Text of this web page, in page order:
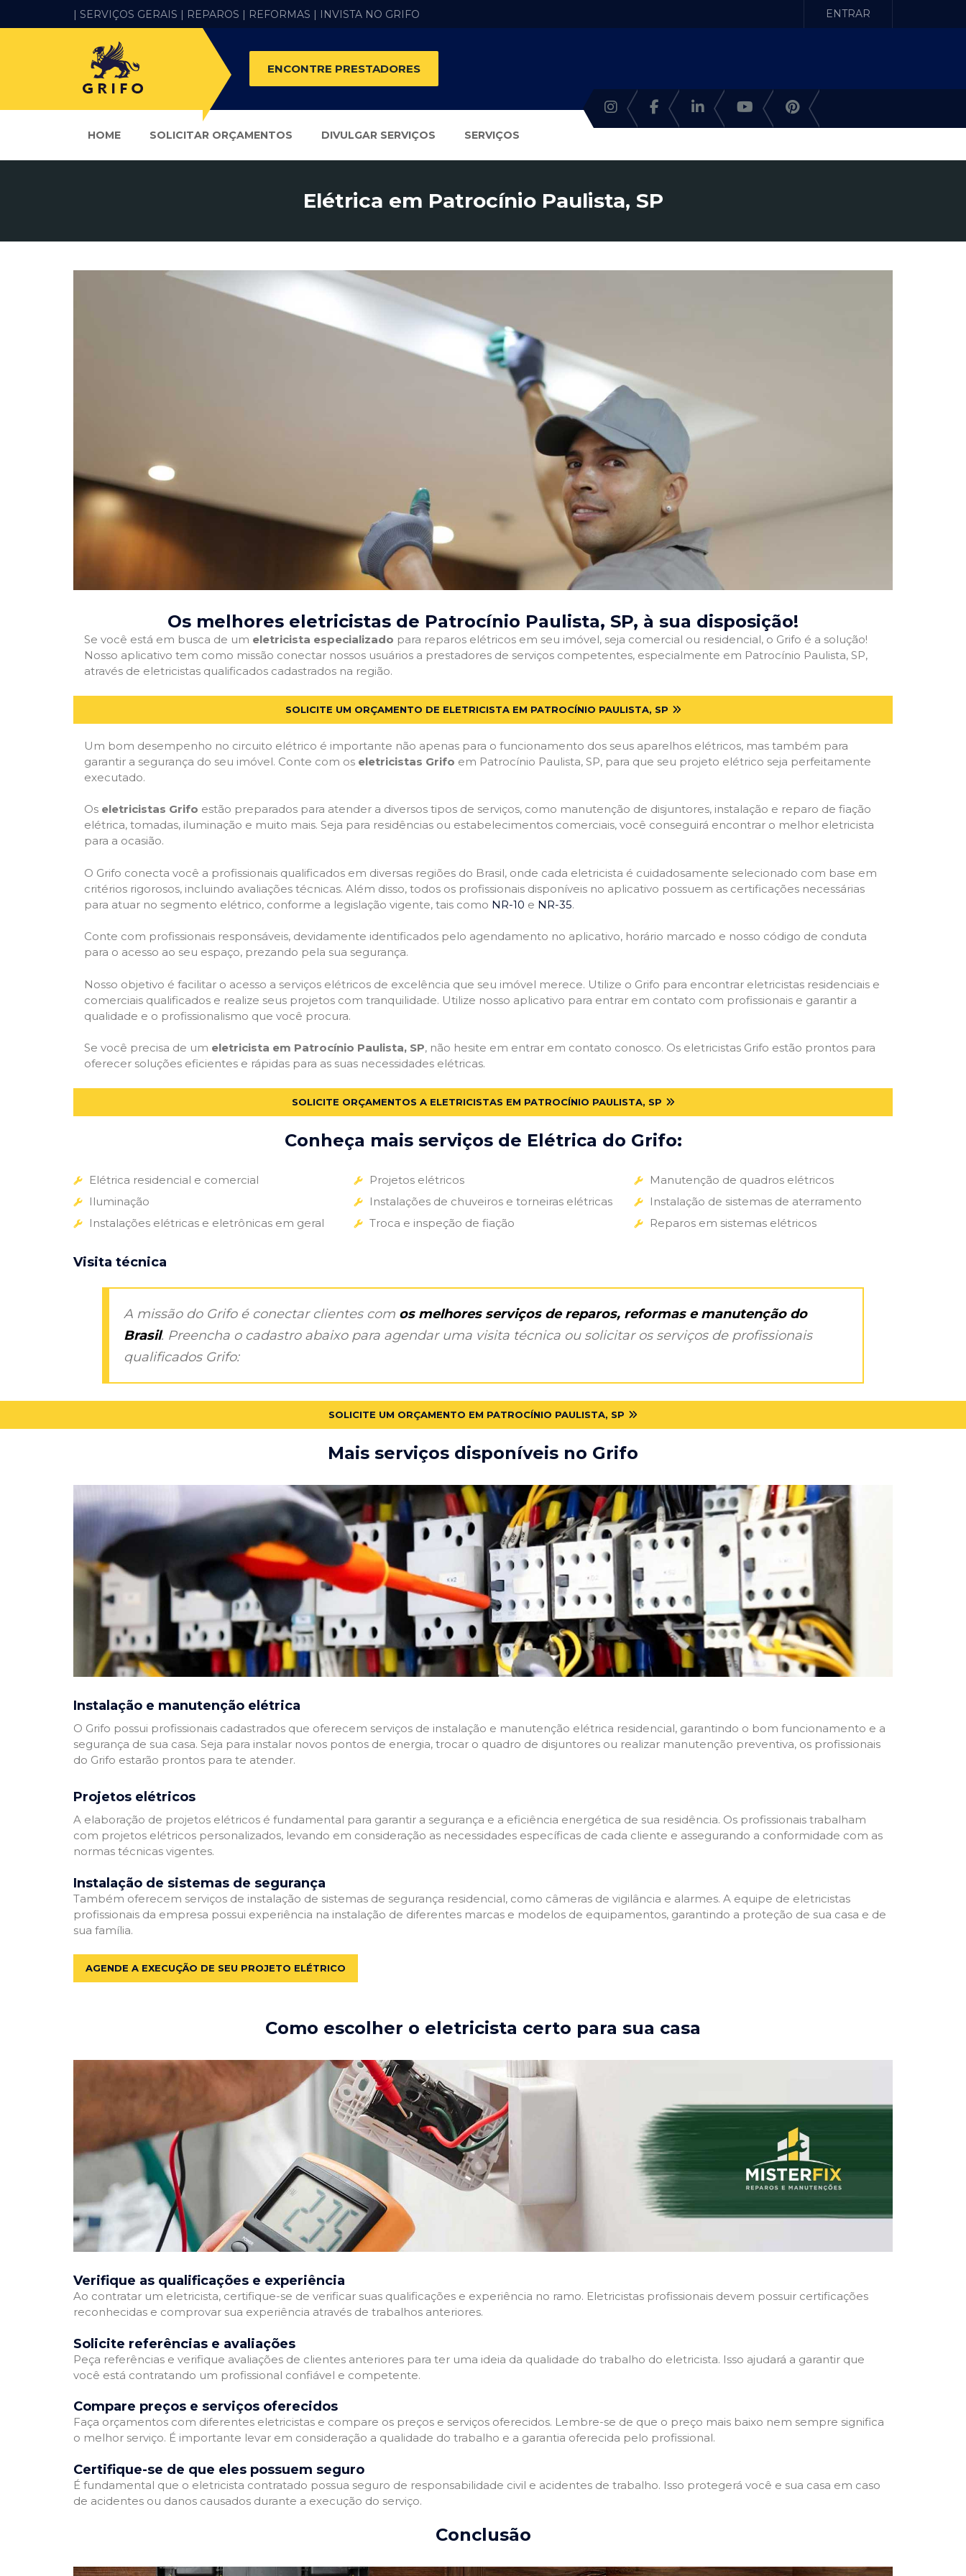
| SERVIÇOS GERAIS | REPAROS | REFORMAS | INVISTA NO GRIFO ENTRAR
ENCONTRE PRESTADORES
HOME SOLICITAR ORÇAMENTOS DIVULGAR SERVIÇOS SERVIÇOS
Elétrica em Patrocínio Paulista, SP
Os melhores eletricistas de Patrocínio Paulista, SP, à sua disposição!
Se você está em busca de um eletricista especializado para reparos elétricos em seu imóvel, seja comercial ou residencial, o Grifo é a solução!
Nosso aplicativo tem como missão conectar nossos usuários a prestadores de serviços competentes, especialmente em Patrocínio Paulista, SP,
através de eletricistas qualificados cadastrados na região.
SOLICITE UM ORÇAMENTO DE ELETRICISTA EM PATROCÍNIO PAULISTA, SP
Um bom desempenho no circuito elétrico é importante não apenas para o funcionamento dos seus aparelhos elétricos, mas também para
garantir a segurança do seu imóvel. Conte com os eletricistas Grifo em Patrocínio Paulista, SP, para que seu projeto elétrico seja perfeitamente
executado.
Os eletricistas Grifo estão preparados para atender a diversos tipos de serviços, como manutenção de disjuntores, instalação e reparo de fiação
elétrica, tomadas, iluminação e muito mais. Seja para residências ou estabelecimentos comerciais, você conseguirá encontrar o melhor eletricista
para a ocasião.
O Grifo conecta você a profissionais qualificados em diversas regiões do Brasil, onde cada eletricista é cuidadosamente selecionado com base em
critérios rigorosos, incluindo avaliações técnicas. Além disso, todos os profissionais disponíveis no aplicativo possuem as certificações necessárias
para atuar no segmento elétrico, conforme a legislação vigente, tais como NR-10 e NR-35.
Conte com profissionais responsáveis, devidamente identificados pelo agendamento no aplicativo, horário marcado e nosso código de conduta
para o acesso ao seu espaço, prezando pela sua segurança.
Nosso objetivo é facilitar o acesso a serviços elétricos de excelência que seu imóvel merece. Utilize o Grifo para encontrar eletricistas residenciais e
comerciais qualificados e realize seus projetos com tranquilidade. Utilize nosso aplicativo para entrar em contato com profissionais e garantir a
qualidade e o profissionalismo que você procura.
Se você precisa de um eletricista em Patrocínio Paulista, SP, não hesite em entrar em contato conosco. Os eletricistas Grifo estão prontos para
oferecer soluções eficientes e rápidas para as suas necessidades elétricas.
SOLICITE ORÇAMENTOS A ELETRICISTAS EM PATROCÍNIO PAULISTA, SP
Conheça mais serviços de Elétrica do Grifo:
Elétrica residencial e comercial
Iluminação
Instalações elétricas e eletrônicas em geral
Projetos elétricos
Instalações de chuveiros e torneiras elétricas
Troca e inspeção de fiação
Manutenção de quadros elétricos
Instalação de sistemas de aterramento
Reparos em sistemas elétricos
Visita técnica
A missão do Grifo é conectar clientes com os melhores serviços de reparos, reformas e manutenção do
Brasil. Preencha o cadastro abaixo para agendar uma visita técnica ou solicitar os serviços de profissionais
qualificados Grifo:
SOLICITE UM ORÇAMENTO EM PATROCÍNIO PAULISTA, SP
Mais serviços disponíveis no Grifo
Instalação e manutenção elétrica
O Grifo possui profissionais cadastrados que oferecem serviços de instalação e manutenção elétrica residencial, garantindo o bom funcionamento e a
segurança de sua casa. Seja para instalar novos pontos de energia, trocar o quadro de disjuntores ou realizar manutenção preventiva, os profissionais
do Grifo estarão prontos para te atender.
Projetos elétricos
A elaboração de projetos elétricos é fundamental para garantir a segurança e a eficiência energética de sua residência. Os profissionais trabalham
com projetos elétricos personalizados, levando em consideração as necessidades específicas de cada cliente e assegurando a conformidade com as
normas técnicas vigentes.
Instalação de sistemas de segurança
Também oferecem serviços de instalação de sistemas de segurança residencial, como câmeras de vigilância e alarmes. A equipe de eletricistas
profissionais da empresa possui experiência na instalação de diferentes marcas e modelos de equipamentos, garantindo a proteção de sua casa e de
sua família.
AGENDE A EXECUÇÃO DE SEU PROJETO ELÉTRICO
Como escolher o eletricista certo para sua casa
Verifique as qualificações e experiência
Ao contratar um eletricista, certifique-se de verificar suas qualificações e experiência no ramo. Eletricistas profissionais devem possuir certificações
reconhecidas e comprovar sua experiência através de trabalhos anteriores.
Solicite referências e avaliações
Peça referências e verifique avaliações de clientes anteriores para ter uma ideia da qualidade do trabalho do eletricista. Isso ajudará a garantir que
você está contratando um profissional confiável e competente.
Compare preços e serviços oferecidos
Faça orçamentos com diferentes eletricistas e compare os preços e serviços oferecidos. Lembre-se de que o preço mais baixo nem sempre significa
o melhor serviço. É importante levar em consideração a qualidade do trabalho e a garantia oferecida pelo profissional.
Certifique-se de que eles possuem seguro
É fundamental que o eletricista contratado possua seguro de responsabilidade civil e acidentes de trabalho. Isso protegerá você e sua casa em caso
de acidentes ou danos causados durante a execução do serviço.
Conclusão